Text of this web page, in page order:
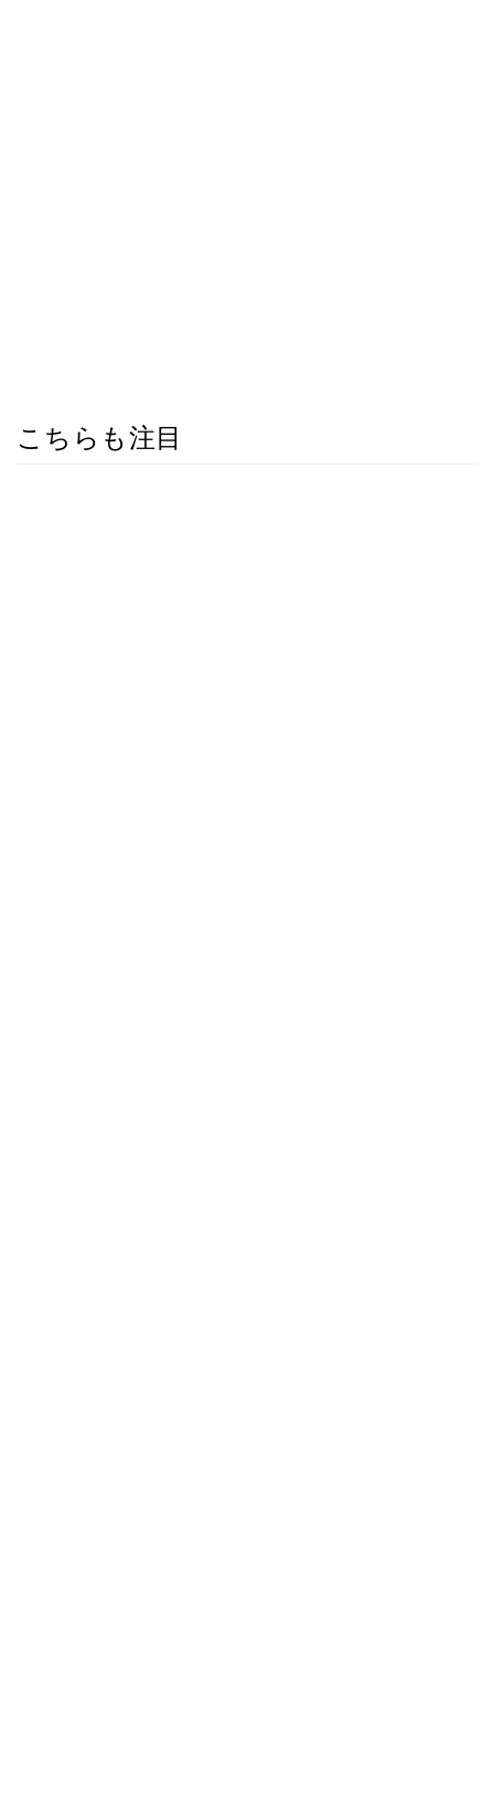
こちらも注目